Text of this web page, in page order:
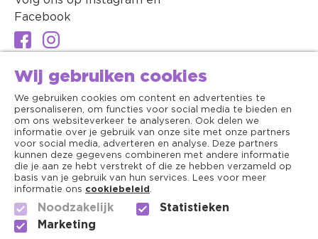
Facebook
Algemene voorwaarden
Wij gebruiken cookies
We gebruiken cookies om content en advertenties te
personaliseren, om functies voor social media te bieden en
om ons websiteverkeer te analyseren. Ook delen we
informatie over je gebruik van onze site met onze partners
voor social media, adverteren en analyse. Deze partners
kunnen deze gegevens combineren met andere informatie
die je aan ze hebt verstrekt of die ze hebben verzameld op
basis van je gebruik van hun services. Lees voor meer
informatie ons cookiebeleid .
Noodzakelijk
Statistieken
Marketing